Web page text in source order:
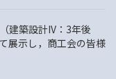
建築設計IV：3年後
展示し，商工会の皆様